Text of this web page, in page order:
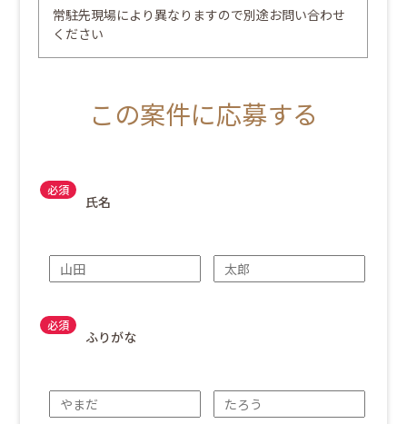
常駐先現場により異なりますので別途お問い合わせ
ください
この案件に応募する
氏名
ふりがな